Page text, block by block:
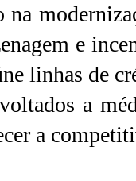
na
e
linhas de
a
a